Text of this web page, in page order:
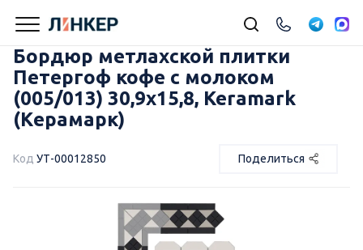
Бордюр метлахской плитки
Петергоф кофе с молоком
(005/013) 30,9х15,8, Keramark
(Керамарк)
Код УТ-00012850 Поделиться